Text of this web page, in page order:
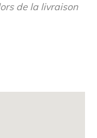
de la livraison